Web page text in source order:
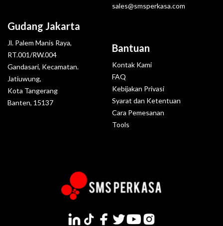
Gudang Jakarta
Jl. Palem Manis Raya,
RT.001/RW.004
Gandasari, Kecamatan.
Jatiuwung,
Kota Tangerang
Banten, 15137
sales@smsperkasa.com
Bantuan
Kontak Kami
FAQ
Kebijakan Privasi
Syarat dan Ketentuan
Cara Pemesanan
Tools